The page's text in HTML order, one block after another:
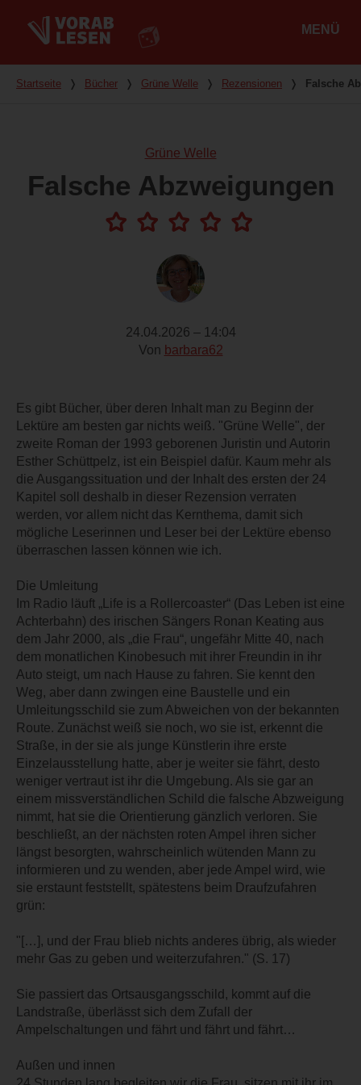
MENÜ
Du bist hier
Startseite ❭ Bücher ❭ Grüne Welle ❭ Rezensionen ❭ Falsche
Grüne Welle
Falsche Abzweigungen
24.04.2026 – 14:04
Von barbara62
Es gibt Bücher, über deren Inhalt man zu Beginn der
Lektüre am besten gar nichts weiß. "Grüne Welle", der
zweite Roman der 1993 geborenen Juristin und Autorin
Esther Schüttpelz, ist ein Beispiel dafür. Kaum mehr als
die Ausgangssituation und der Inhalt des ersten der 24
Kapitel soll deshalb in dieser Rezension verraten
werden, vor allem nicht das Kernthema, damit sich
mögliche Leserinnen und Leser bei der Lektüre ebenso
überraschen lassen können wie ich.
Die Umleitung
Im Radio läuft „Life is a Rollercoaster“ (Das Leben ist eine
Achterbahn) des irischen Sängers Ronan Keating aus
dem Jahr 2000, als „die Frau“, ungefähr Mitte 40, nach
dem monatlichen Kinobesuch mit ihrer Freundin in ihr
Auto steigt, um nach Hause zu fahren. Sie kennt den
Weg, aber dann zwingen eine Baustelle und ein
Umleitungsschild sie zum Abweichen von der bekannten
Route. Zunächst weiß sie noch, wo sie ist, erkennt die
Straße, in der sie als junge Künstlerin ihre erste
Einzelausstellung hatte, aber je weiter sie fährt, desto
weniger vertraut ist ihr die Umgebung. Als sie gar an
einem missverständlichen Schild die falsche Abzweigung
nimmt, hat sie die Orientierung gänzlich verloren. Sie
beschließt, an der nächsten roten Ampel ihren sicher
längst besorgten, wahrscheinlich wütenden Mann zu
informieren und zu wenden, aber jede Ampel wird, wie
sie erstaunt feststellt, spätestens beim Draufzufahren
grün:
"[…], und der Frau blieb nichts anderes übrig, als wieder
mehr Gas zu geben und weiterzufahren." (S. 17)
Sie passiert das Ortsausgangsschild, kommt auf die
Landstraße, überlässt sich dem Zufall der
Ampelschaltungen und fährt und fährt und fährt…
Außen und innen